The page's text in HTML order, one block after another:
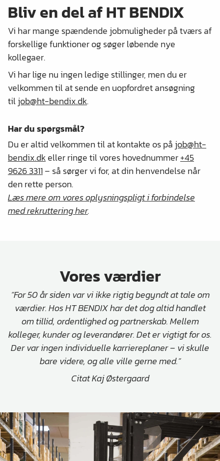
Bliv en del af HT BENDIX
Vi har mange spændende jobmuligheder på tværs af
forskellige funktioner og søger løbende nye
kollegaer.
Vi har lige nu ingen ledige stillinger, men du er
velkommen til at sende en uopfordret ansøgning
tiljob@ht-bendix.dk.
Har du spørgsmål?
Du er altid velkommen til at kontakte os på job@ht-
bendix.dkeller ringe til vores hovednummer+45
9626 3311– så sørger vi for, at din henvendelse når
den rette person.
Læs mere om vores oplysningspligt i forbindelse
med rekruttering her.
Vores værdier
“For 50 år siden var vi ikke rigtig begyndt at tale om
værdier. Hos HT BENDIX har det dog altid handlet
om tillid, ordentlighed og partnerskab. Mellem
kolleger, kunder og leverandører. Det er vigtigt for os.
Der var ingen individuelle karriere­planer – vi skulle
bare videre, og alle ville gerne med.”
Citat Kaj Østergaard